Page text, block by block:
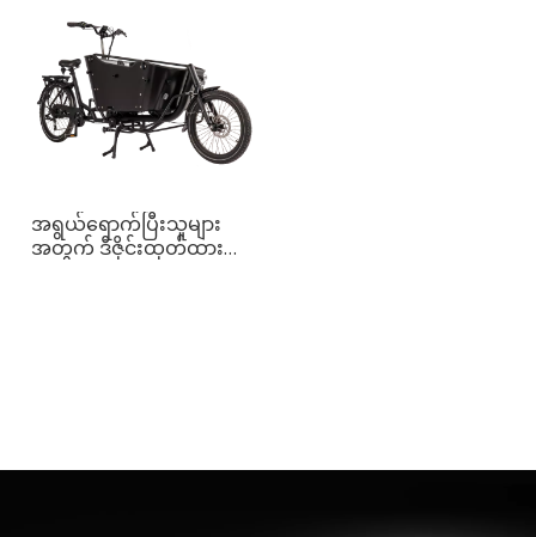
အရွယ်ရောက်ပြီးသူများ
အတွက် ဒီဇိုင်းထုတ်ထား